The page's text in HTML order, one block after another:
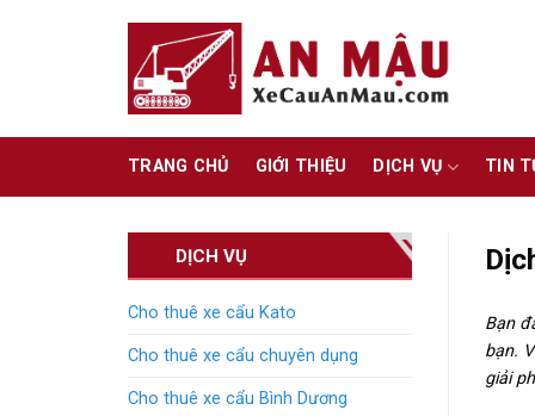
TRANG CHỦ GIỚI THIỆU DỊCH VỤ TIN
DỊCH VỤ
Cho thuê xe cẩu Kato
Cho thuê xe cẩu chuyên dụng
Cho thuê xe cẩu Bình Dương
Bạn
bạn.
giải